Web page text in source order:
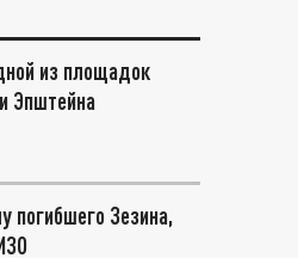
из площадок
Эпштейна
погибшего Зезина,